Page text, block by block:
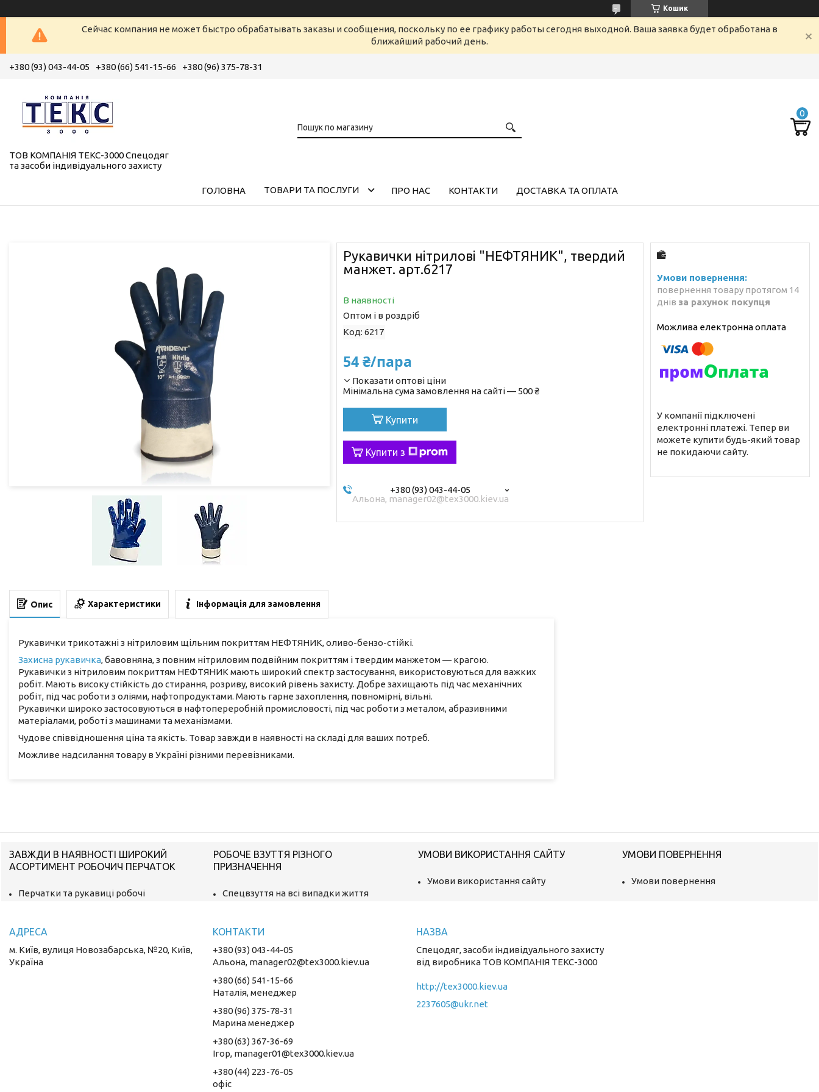
Кошик
Сейчас компания не может быстро обрабатывать заказы и сообщения, поскольку по ее графику работы сегодня выходной. Ваша заявка будет обработана в
ближайший рабочий день.
+380 (93) 043-44-05 +380 (66) 541-15-66 +380 (96) 375-78-31
ТОВ КОМПАНІЯ ТЕКС-3000 Спецодяг
та засоби індивідуального захисту
ГОЛОВНА ТОВАРИ ТА ПОСЛУГИ ПРО НАС КОНТАКТИ ДОСТАВКА ТА ОПЛАТА
Рукавички нітрилові "НЕФТЯНИК", твердий
манжет. арт.6217
В наявності
Оптом і в роздріб
Код: 6217
54 ₴/пара
Показати оптові ціни
Мінімальна сума замовлення на сайті — 500 ₴
Купити
Купити з
+380 (93) 043-44-05
Альона, manager02@tex3000.kiev.ua
повернення товару протягом 14
днів за рахунок покупця
У компанії підключені
електронні платежі. Тепер ви
можете купити будь-який товар
не покидаючи сайту.
Опис Характеристики Інформація для замовлення
Рукавички трикотажні з нітриловим щільним покриттям НЕФТЯНИК, оливо-бензо-стійкі.
Захисна рукавичка, бавовняна, з повним нітриловим подвійним покриттям і твердим манжетом — крагою.
Рукавички з нітриловим покриттям НЕФТЯНИК мають широкий спектр застосування, використовуються для важких
робіт. Мають високу стійкість до стирання, розриву, високий рівень захисту. Добре захищають під час механічних
робіт, під час роботи з оліями, нафтопродуктами. Мають гарне захоплення, повномірні, вільні.
Рукавички широко застосовуються в нафтопереробній промисловості, під час роботи з металом, абразивними
матеріалами, роботі з машинами та механізмами.
Чудове співвідношення ціна та якість. Товар завжди в наявності на складі для ваших потреб.
Можливе надсилання товару в Україні різними перевізниками.
ЗАВЖДИ В НАЯВНОСТІ ШИРОКИЙ
АСОРТИМЕНТ РОБОЧИЧ ПЕРЧАТОК
Перчатки та рукавиці робочі
РОБОЧЕ ВЗУТТЯ РІЗНОГО
ПРИЗНАЧЕННЯ
Спецвзуття на всі випадки життя
УМОВИ ВИКОРИСТАННЯ САЙТУ
Умови використання сайту
УМОВИ ПОВЕРНЕННЯ
Умови повернення
м. Київ, вулиця Новозабарська, №20, Київ,
Україна
+380 (93) 043-44-05
Альона, manager02@tex3000.kiev.ua
+380 (66) 541-15-66
Наталія, менеджер
+380 (96) 375-78-31
Марина менеджер
+380 (63) 367-36-69
Ігор, manager01@tex3000.kiev.ua
+380 (44) 223-76-05
oфіс
Спецодяг, засоби індивідуального захисту
від виробника ТОВ КОМПАНІЯ ТЕКС-3000
http://tex3000.kiev.ua
2237605@ukr.net